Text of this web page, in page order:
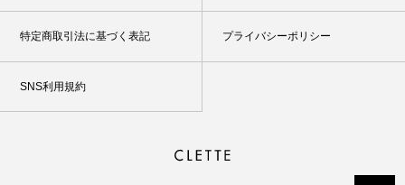
特定商取引法に基づく表記 プライバシーポリシー
SNS利用規約